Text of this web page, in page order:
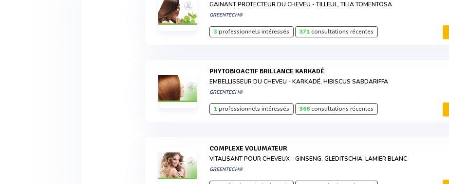
GAINANT PROTECTEUR DU CHEVEU - TILLEUL, TILIA TOMENTOSA
GREENTECH®
3 professionnels intéressés 371consultations récentes
PHYTOBIOACTIF BRILLANCE KARKADÉ
EMBELLISSEUR DU CHEVEU - KARKADÉ, HIBISCUS SABDARIFFA
GREENTECH®
1professionnels intéressés 366consultations récentes
COMPLEXE VOLUMATEUR
VITALISANT POUR CHEVEUX - GINSENG, GLEDITSCHIA, LAMIER BLANC
GREENTECH®